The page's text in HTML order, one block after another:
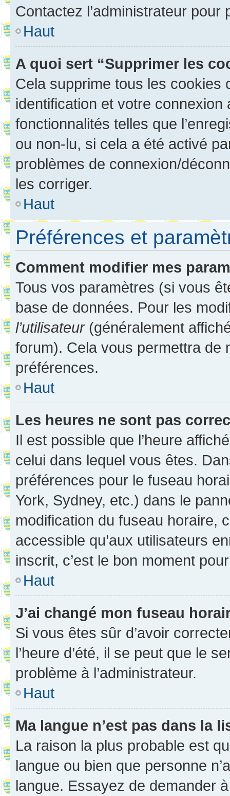
Contactez l’administrateur
Haut
A quoi sert “Supprimer les
Cela supprime tous les cookies
identification et votre
fonctionnalités telles que
ou non-lu, si cela a été activé
problèmes de connexion/
les corriger.
Haut
Préférences et
Comment modifier mes
Tous vos paramètres (si vous
base de données. Pour les
l’utilisateur(généralement
forum). Cela vous permettra de
préférences.
Haut
Les heures ne sont pas
Il est possible que l’heure
celui dans lequel vous êtes.
préférences pour le fuseau
York, Sydney, etc.) dans le
modification du fuseau horaire,
accessible qu’aux utilisateurs
inscrit, c’est le bon moment
Haut
J’ai changé mon fuseau
Si vous êtes sûr d’avoir
l’heure d’été, il se peut que le
problème à l’administrateur.
Haut
Ma langue n’est pas dans la
La raison la plus probable est
langue ou bien que personne
langue. Essayez de demander